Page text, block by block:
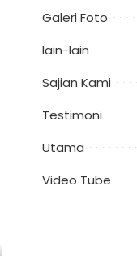
Galeri Foto
lain-lain
Sajian Kami
Testimoni
Utama
Video Tube